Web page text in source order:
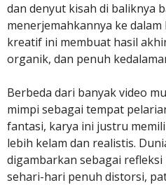
dan denyut kisah di baliknya
menerjemahkannya ke
kreatif ini membuat hasil
organik, dan penuh
Berbeda dari banyak video
mimpi sebagai tempat
fantasi, karya ini justru
lebih kelam dan realistis.
digambarkan sebagai
sehari-hari penuh distorsi,